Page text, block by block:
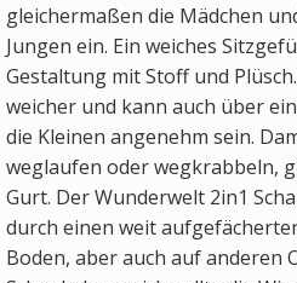
gleichermaßen die Mädchen
Jungen ein. Ein weiches
Gestaltung mit Stoff und
weicher und kann auch über
die Kleinen angenehm sein.
weglaufen oder wegkrabbeln,
Gurt. Der Wunderwelt 2in1
durch einen weit
Boden, aber auch auf anderen